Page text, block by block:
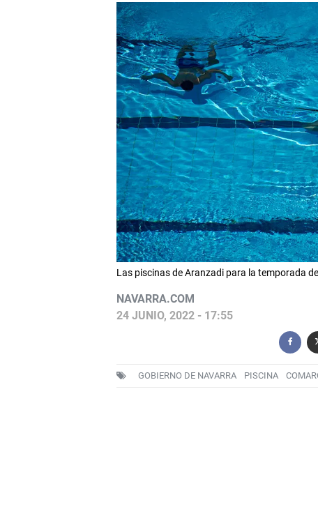
Las piscinas de Aranzadi para la temporada
NAVARRA.COM
24 JUNIO, 2022 - 17:55
GOBIERNO DE NAVARRA PISCINA